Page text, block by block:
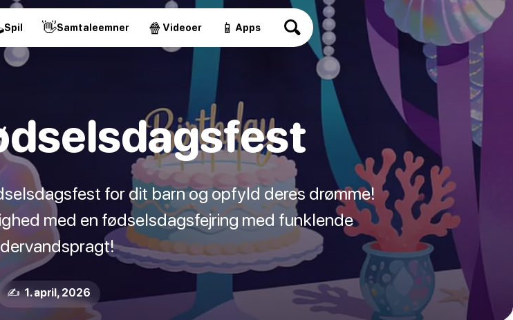
Spil 👋Samtaleemner 🍿 Videoer 📱 Apps
for dit barn og opfyld deres drømme!
med en fødselsdagsfejring med funklende
✍️ 1. april, 2026